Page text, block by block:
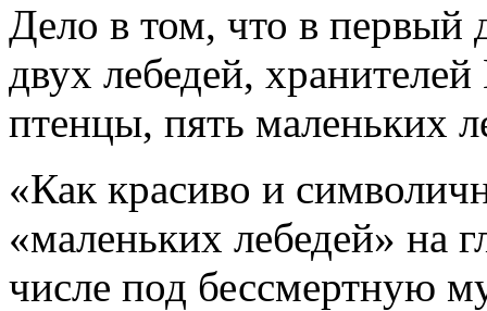
Дело в том, что в первый
двух лебедей,
птенцы, пять маленьких
«Как красиво и
«маленьких лебедей» на
числе под бессмертную